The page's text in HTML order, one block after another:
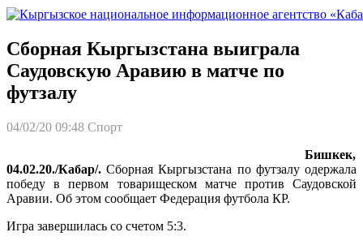
Сборная Кыргызстана выиграла
Саудовскую Аравию в матче по
футзалу
04/02/20 09:48 Спорт
Бишкек,
04.02.20./Кабар/. Сборная Кыргызстана по футзалу одержала
победу в первом товарищеском матче против Саудовской
Аравии. Об этом сообщает Федерация футбола КР.
Игра завершилась со счетом 5:3.